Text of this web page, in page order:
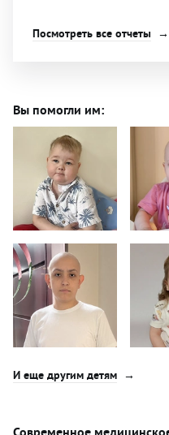
Посмотреть все отчеты
Вы помогли им:
И еще другим детям